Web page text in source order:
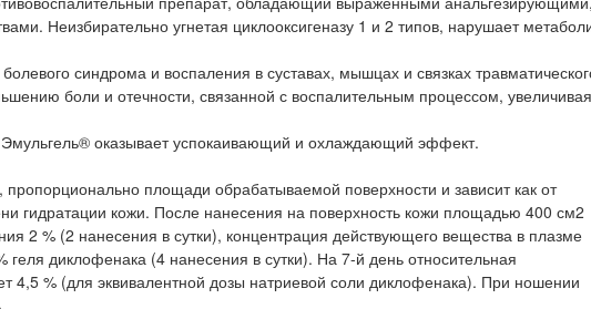
Неизбирательно угнетая циклооксигеназу 1 и 2 типов, нарушает
синдрома и воспаления в суставах, мышцах и связках
боли и отечности, связанной с воспалительным процессом, увеличивая
оказывает успокаивающий и охлаждающий эффект.
площади обрабатываемой поверхности и зависит как от
гидратации кожи. После нанесения на поверхность кожи площадью 400 см2
2 % (2 нанесения в сутки), концентрация действующего вещества в плазме
геля диклофенака (4 нанесения в сутки). На 7-й день относительная
4,5 % (для эквивалентной дозы натриевой соли диклофенака). При ношении